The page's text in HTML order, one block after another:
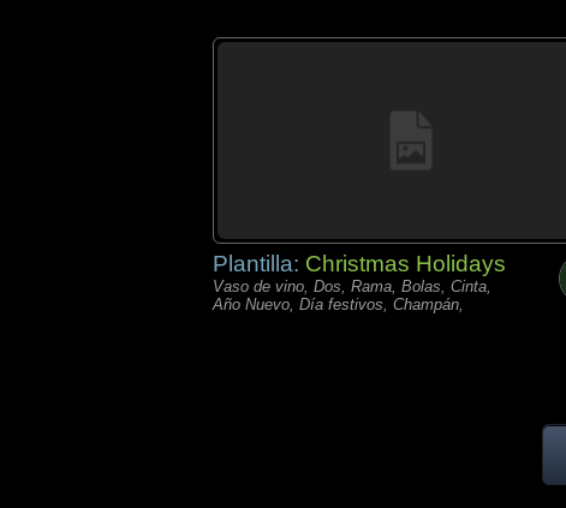
Plantilla: Christmas Holidays
Vaso de vino, Dos, Rama, Bolas, Cinta,
Año Nuevo, Día festivos, Champán,